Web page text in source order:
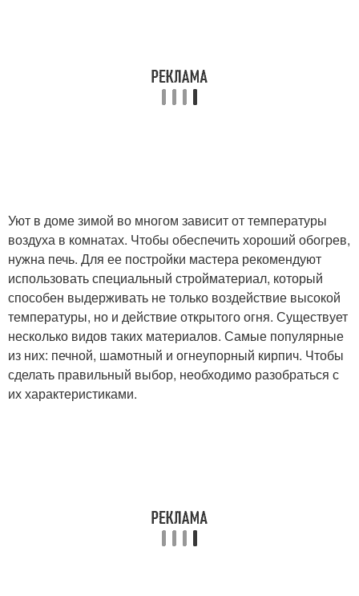
Уют в доме зимой во многом зависит от температуры
воздуха в комнатах. Чтобы обеспечить хороший обогрев,
нужна печь. Для ее постройки мастера рекомендуют
использовать специальный стройматериал, который
способен выдерживать не только воздействие высокой
температуры, но и действие открытого огня. Существует
несколько видов таких материалов. Самые популярные
из них: печной, шамотный и огнеупорный кирпич. Чтобы
сделать правильный выбор, необходимо разобраться с
их характеристиками.